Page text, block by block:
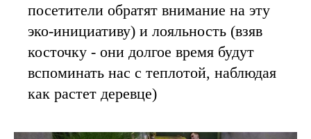
посетители обратят внимание на эту
эко-инициативу) и лояльность (взяв
косточку - они долгое время будут
вспоминать нас с теплотой, наблюдая
как растет деревце)